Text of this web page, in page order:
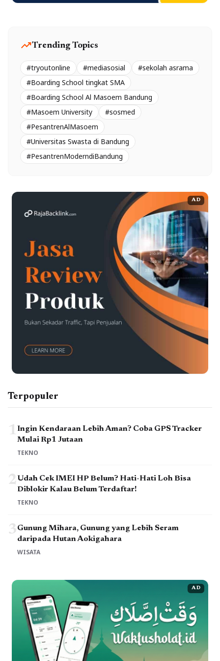
trending_upTrending Topics
#tryoutonline #mediasosial
#sekolah asrama
#Boarding School tingkat SMA
#Boarding School Al Masoem Bandung
#Masoem University
#sosmed
#PesantrenAlMasoem
#Universitas Swasta di Bandung
#PesantrenModerndiBandung
AD
Terpopuler
1Ingin Kendaraan Lebih Aman? Coba GPS Tracker
Mulai Rp1 Jutaan
TEKNO
2Udah Cek IMEI HP Belum? Hati-Hati Loh Bisa
Diblokir Kalau Belum Terdaftar!
TEKNO
3Gunung Mihara, Gunung yang Lebih Seram
daripada Hutan Aokigahara
WISATA
AD